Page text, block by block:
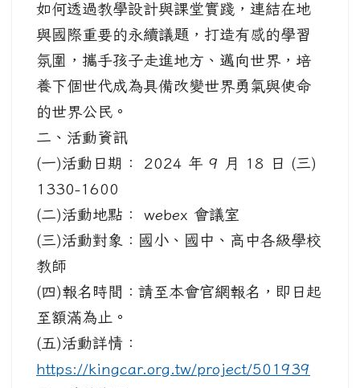
如何透過教學設計與課堂實踐，連結在地
與國際重要的永續議題，打造有感的學習
氛圍，攜手孩子走進地方、邁向世界，培
養下個世代成為具備改變世界勇氣與使命
的世界公民。
二、活動資訊
(一)活動日期： 2024 年 9 月 18 日 (三)
1330-1600
(二)活動地點： webex 會議室
(三)活動對象：國小、國中、高中各級學校
教師
(四)報名時間：請至本會官網報名，即日起
至額滿為止。
(五)活動詳情：
https://kingcar.org.tw/project/501939